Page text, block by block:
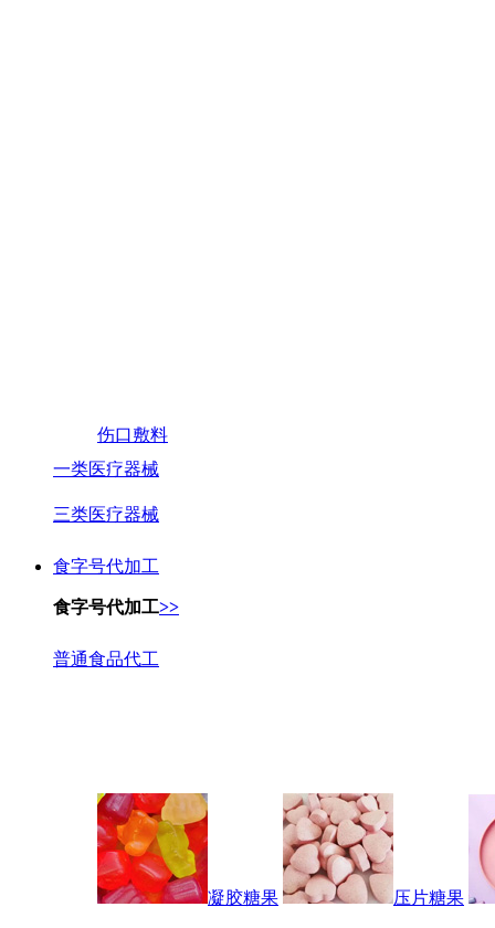
伤口敷料
一类医疗器械
三类医疗器械
食字号代加工
食字号代加工>>
普通食品代工
凝胶糖果 压片糖果